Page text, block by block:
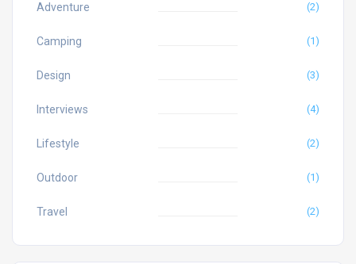
Adventure (2)
Camping (1)
Design (3)
Interviews (4)
Lifestyle (2)
Outdoor (1)
Travel (2)